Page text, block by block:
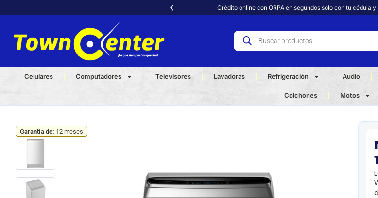
Crédito online con ORPA en segundos solo con tu cédula y
Celulares Computadores Televisores Lavadoras Refrigeración Audio
Colchones Motos
Garantía de: 12 meses